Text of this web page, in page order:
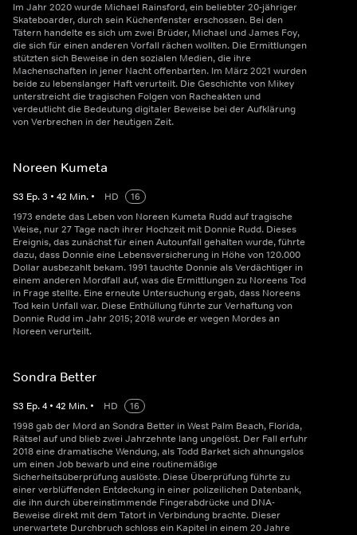
Im Jahr 2020 wurde Michael Rainsford, ein beliebter 20-jähriger
Skateboarder, durch sein Küchenfenster erschossen. Bei den
Tätern handelte es sich um zwei Brüder, Michael und James Foy,
die sich für einen anderen Vorfall rächen wollten. Die Ermittlungen
stützten sich Beweise in den sozialen Medien, die ihre
Machenschaften in jener Nacht offenbarten. Im März 2021 wurden
beide zu lebenslanger Haft verurteilt. Die Geschichte von Mikey
unterstreicht die tragischen Folgen von Racheakten und
verdeutlicht die Bedeutung digitaler Beweise bei der Aufklärung
von Verbrechen in der heutigen Zeit.
Noreen Kumeta
S3 Ep.3 • 42 Min. • HD
16
1973 endete das Leben von Noreen Kumeta Rudd auf tragische
Weise, nur 27 Tage nach ihrer Hochzeit mit Donnie Rudd. Dieses
Ereignis, das zunächst für einen Autounfall gehalten wurde, führte
dazu, dass Donnie eine Lebensversicherung in Höhe von 120.000
Dollar ausbezahlt bekam. 1991 tauchte Donnie als Verdächtiger in
einem anderen Mordfall auf, was die Ermittlungen zu Noreens Tod
in Frage stellte. Eine erneute Untersuchung ergab, dass Noreens
Tod kein Unfall war. Diese Enthüllung führte zur Verhaftung von
Donnie Rudd im Jahr 2015; 2018 wurde er wegen Mordes an
Noreen verurteilt.
Sondra Better
S3 Ep.4 • 42 Min. • HD
16
1998 gab der Mord an Sondra Better in West Palm Beach, Florida,
Rätsel auf und blieb zwei Jahrzehnte lang ungelöst. Der Fall erfuhr
2018 eine dramatische Wendung, als Todd Barket sich ahnungslos
um einen Job bewarb und eine routinemäßige
Sicherheitsüberprüfung auslöste. Diese Überprüfung führte zu
einer verblüffenden Entdeckung in einer polizeilichen Datenbank,
die ihn durch übereinstimmende Fingerabdrücke und DNA-
Beweise direkt mit dem Tatort in Verbindung brachte. Dieser
unerwartete Durchbruch schloss ein Kapitel in einem 20 Jahre